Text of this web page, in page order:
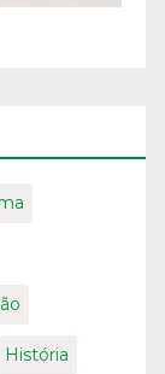
História